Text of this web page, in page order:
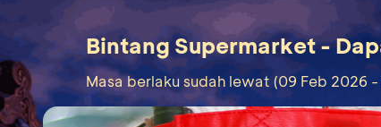
Bintang Supermarket -
Masa berlaku sudah lewat (09 Feb 2026 -